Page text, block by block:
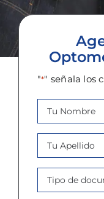
"*" señala los
Nombre
*
Apellido
*
Tipo
Documento